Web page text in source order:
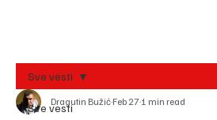
Sve vesti
Sve vesti
Dragutin Bužić Feb 27 1 min read